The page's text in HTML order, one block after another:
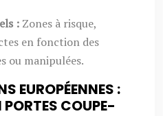
: Zones à risque,
en fonction des
ou manipulées.
EUROPÉENNES :
COUPE-